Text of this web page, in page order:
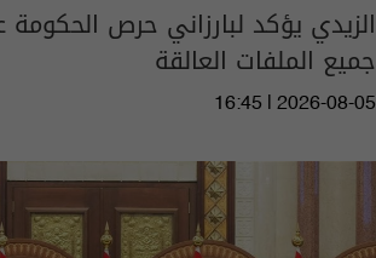
الزيدي يؤكد لبارزاني حرص
جميع الملفات العالقة
16:45 | 2026-08-05